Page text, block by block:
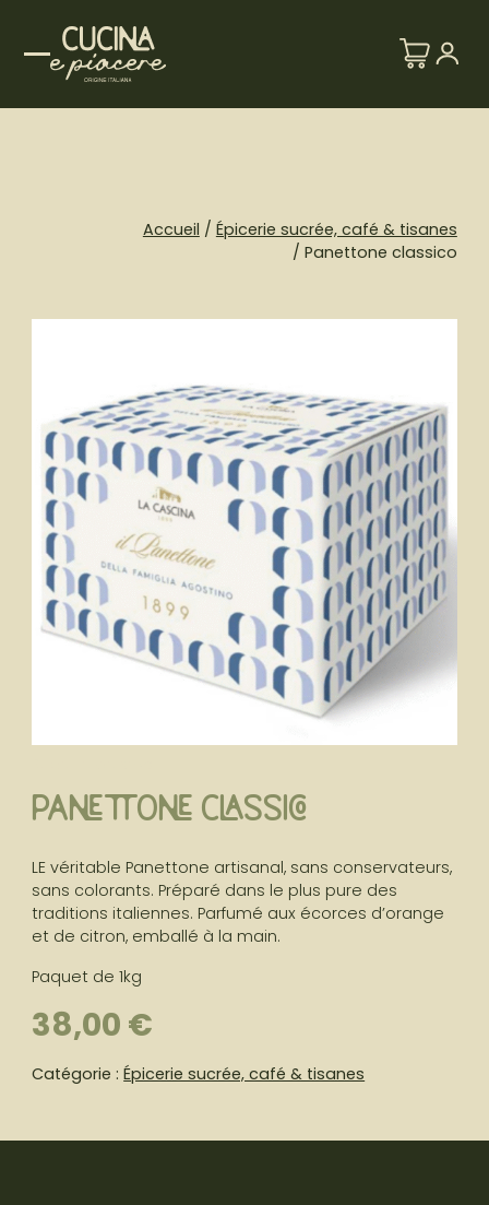
content
Accueil / Épicerie sucrée, café & tisanes
/ Panettone classico
Panettone classico
38,00 €
LE véritable Panettone artisanal, sans conservateurs,
sans colorants. Préparé dans le plus pure des
traditions italiennes. Parfumé aux écorces d’orange
et de citron, emballé à la main.
Paquet de 1kg
Catégorie :Épicerie sucrée, café & tisanes